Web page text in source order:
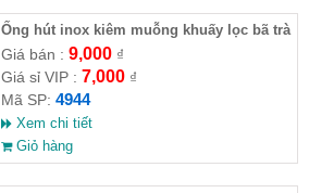
Ống hút inox kiêm muỗng khuấy lọc bã trà
Giá bán : 9,000₫
Giá sỉ VIP : 7,000₫
Mã SP: 4944
Xem chi tiết
Giỏ hàng